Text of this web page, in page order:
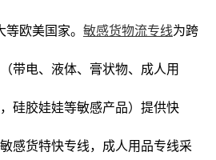
欧美国家。 敏感货物流专线为跨
带电、液体、膏状物、成人用
硅胶娃娃等敏感产品）提供快
感货特快专线，成人用品专线采